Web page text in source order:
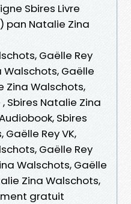
Sbires Livre
pan Natalie Zina
Gaëlle Rey
Walschots, Gaëlle
Zina Walschots,
Sbires Natalie Zina
Sbires
Rey VK,
Gaëlle Rey
Walschots, Gaëlle
Zina Walschots,
gratuit